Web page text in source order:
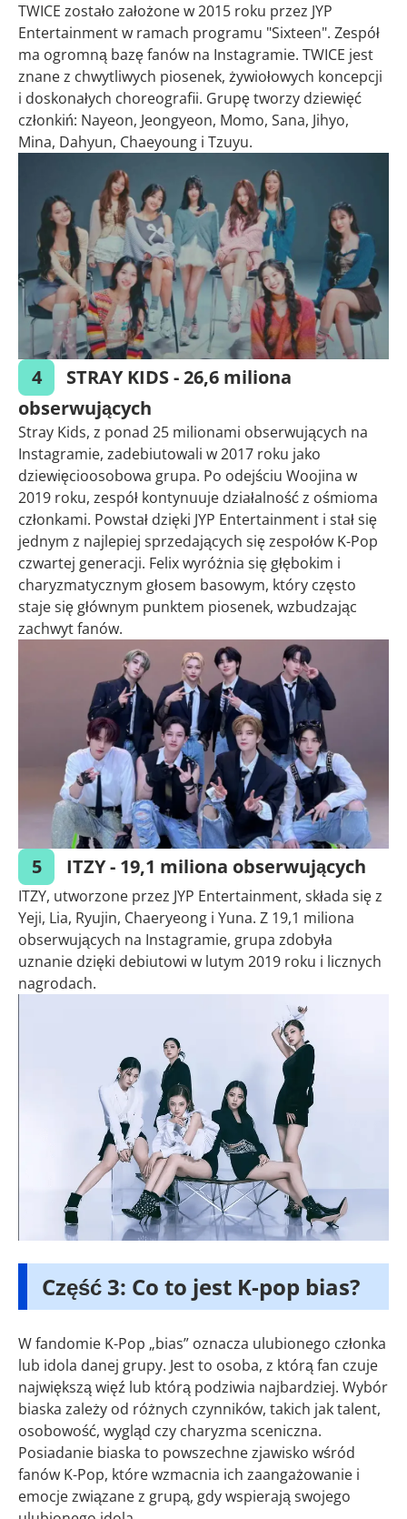
TWICE zostało założone w 2015 roku przez JYP
Entertainment w ramach programu "Sixteen". Zespół
ma ogromną bazę fanów na Instagramie. TWICE jest
znane z chwytliwych piosenek, żywiołowych koncepcji
i doskonałych choreografii. Grupę tworzy dziewięć
członkiń: Nayeon, Jeongyeon, Momo, Sana, Jihyo,
Mina, Dahyun, Chaeyoung i Tzuyu.
4
STRAY KIDS - 26,6 miliona
obserwujących
Stray Kids, z ponad 25 milionami obserwujących na
Instagramie, zadebiutowali w 2017 roku jako
dziewięcioosobowa grupa. Po odejściu Woojina w
2019 roku, zespół kontynuuje działalność z ośmioma
członkami. Powstał dzięki JYP Entertainment i stał się
jednym z najlepiej sprzedających się zespołów K-Pop
czwartej generacji. Felix wyróżnia się głębokim i
charyzmatycznym głosem basowym, który często
staje się głównym punktem piosenek, wzbudzając
zachwyt fanów.
5 ITZY - 19,1 miliona obserwujących
ITZY, utworzone przez JYP Entertainment, składa się z
Yeji, Lia, Ryujin, Chaeryeong i Yuna. Z 19,1 miliona
obserwujących na Instagramie, grupa zdobyła
uznanie dzięki debiutowi w lutym 2019 roku i licznych
nagrodach.
Część 3: Co to jest K-pop bias?
W fandomie K-Pop „bias” oznacza ulubionego członka
lub idola danej grupy. Jest to osoba, z którą fan czuje
największą więź lub którą podziwia najbardziej. Wybór
biaska zależy od różnych czynników, takich jak talent,
osobowość, wygląd czy charyzma sceniczna.
Posiadanie biaska to powszechne zjawisko wśród
fanów K-Pop, które wzmacnia ich zaangażowanie i
emocje związane z grupą, gdy wspierają swojego